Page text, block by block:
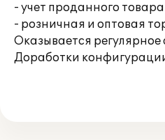
- учет проданного товара
- розничная и оптовая
Оказывается
Доработки